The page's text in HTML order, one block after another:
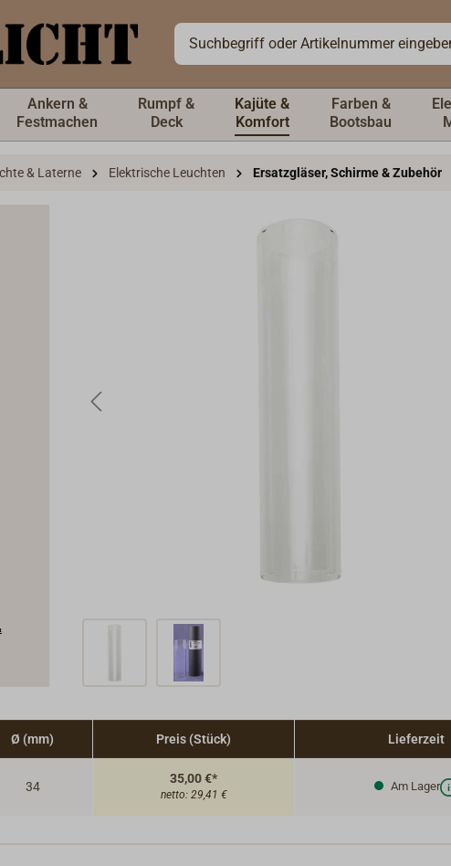
Ankern &
Festmachen
Rumpf &
Deck
Kajüte &
Komfort
Farben &
Bootsbau
& Laterne Elektrische Leuchten Ersatzgläser, Schirme & Zubehör
Ø (mm) Preis (Stück) Lieferzeit
34
35,00 €*
netto: 29,41 €
Am Lager